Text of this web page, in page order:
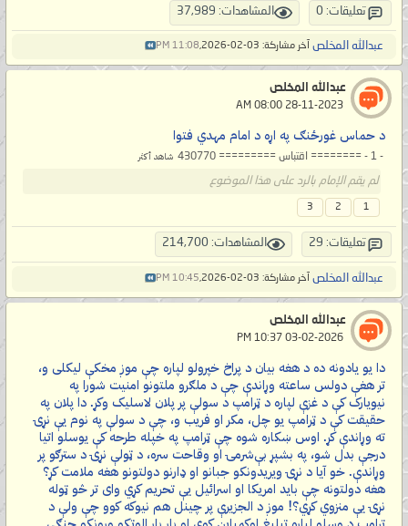
تعليقات: 0 المشاهدات: 37,989
عبدالله المخلص آخر مشاركة: 03-02-2026, 11:08 PM
عبدالله المخلص
د حماس غورځنګ په اړه د امام مهدي فتوا
- 1 - ======== اقتباس ========= 430770 شاهد أكثر
لم يقم الإمام بالرد على هذا الموضوع
1
2
3
تعليقات: 29 المشاهدات: 214,700
عبدالله المخلص آخر مشاركة: 03-02-2026, 10:45 PM
عبدالله المخلص
دا یو یادونه ده د هغه بیان د پراخ خپرولو لپاره چې موږ مخکې لیکلی و،
تر هغې دولس ساعته وړاندې چې د ملګرو ملتونو امنیت شورا په
نیویارک کې د غزې لپاره د ټرامپ د سولې پر پلان لاسلیک وکړ. دا پلان په
حقیقت کې د ټرامپ یو چل، مکر او فریب و، چې د سولې په نوم یې نړۍ
ته وړاندې کړ. اوس ښکاره شوه چې ټرامپ په خپله طرحه کې یوسلو اتیا
درجې بدل شو، په بشپړ بې‌شرمۍ او وقاحت سره، د ټولې نړۍ د سترګو پر
وړاندې. خو آیا د نړۍ ویریدونکو جبانو او ډارنو دولتونو هغه ملامت کړ؟
هغه دولتونه چې باید امریکا او اسرائیل یې تحریم کړي وای تر څو ټوله
نړۍ یې منزوي کړي؟! موږ د الجزیرې پر چینل هم نیوکه کوو چې ولې د